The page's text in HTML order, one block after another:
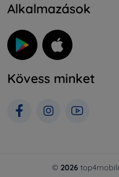
Alkalmazások
Kövess minket
© 2026